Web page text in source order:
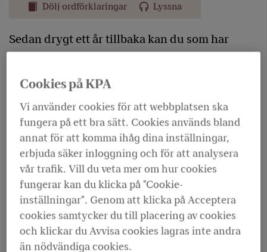
Dölj ordförklaringar Lyssna
Sedan drygt ett år tillbaka kan du som har
förlänga dina pensionsutbetalningar. Det ger
dig större frihet att anpassa pensionen efter
hur livet ser ut just nu. I vår nya rapport
berättar kunder som har valt att pausa eller
förlänga sin utbetalning hur deras val har
påverkat vardagen, ekonomin och planerna
framåt.
Varför pausa eller förlänga din utbetalning?
Ibland förändras livet. Du kanske börjar arbeta igen,
Cookies på KPA
Vi använder cookies för att webbplatsen ska
fungera på ett bra sätt. Cookies används bland
annat för att komma ihåg dina inställningar,
erbjuda säker inloggning och för att analysera
vår trafik. Vill du veta mer om hur cookies
fungerar kan du klicka på "Cookie-
inställningar". Genom att klicka på Acceptera
cookies samtycker du till placering av cookies
och klickar du Avvisa cookies lagras inte andra
än nödvändiga cookies.